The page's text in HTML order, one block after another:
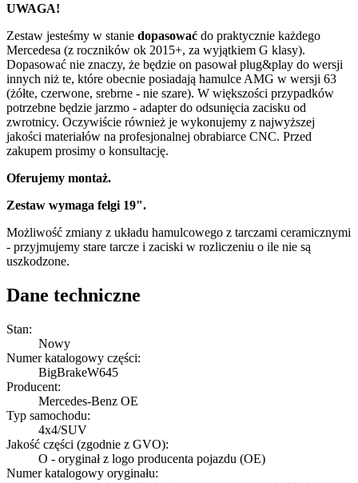
UWAGA!
Zestaw jesteśmy w stanie dopasować do praktycznie każdego
Mercedesa (z roczników ok 2015+, za wyjątkiem G klasy).
Dopasować nie znaczy, że będzie on pasował plug&play do wersji
innych niż te, które obecnie posiadają hamulce AMG w wersji 63
(żółte, czerwone, srebrne - nie szare). W większości przypadków
potrzebne będzie jarzmo - adapter do odsunięcia zacisku od
zwrotnicy. Oczywiście również je wykonujemy z najwyższej
jakości materiałów na profesjonalnej obrabiarce CNC. Przed
zakupem prosimy o konsultację.
Oferujemy montaż.
Zestaw wymaga felgi 19".
Możliwość zmiany z układu hamulcowego z tarczami ceramicznymi
- przyjmujemy stare tarcze i zaciski w rozliczeniu o ile nie są
uszkodzone.
Dane techniczne
Stan:
Nowy
Numer katalogowy części:
BigBrakeW645
Producent:
Mercedes-Benz OE
Typ samochodu:
4x4/SUV
Jakość części (zgodnie z GVO):
O - oryginał z logo producenta pojazdu (OE)
Numer katalogowy oryginału: